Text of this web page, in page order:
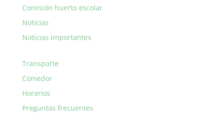
Comisión huerto escolar
Noticias
Noticias importantes
Transporte
Comedor
Horarios
Preguntas frecuentes